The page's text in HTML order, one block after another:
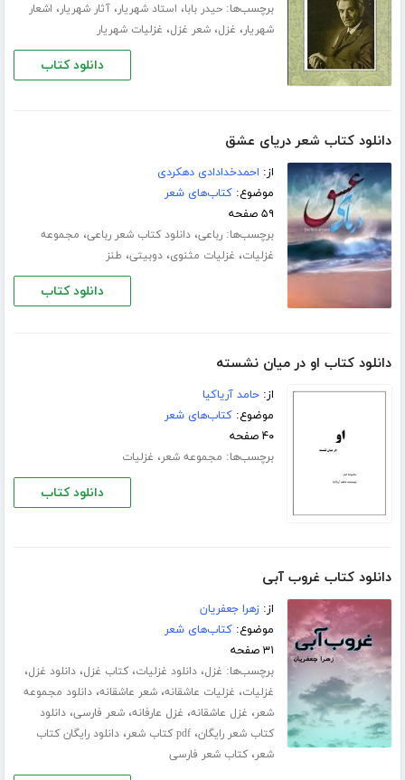
برچسب‌ها:حیدر بابا، استاد شهریار،آثار شهریار، اشعار
شهریار، غزل،شعر غزل، غزلیات شهریار
دانلود کتاب
دانلود کتاب شعر دریای عشق
از: احمدخدادادی دهکردی
موضوع:کتاب‌های شعر
۵۹ صفحه
برچسب‌ها:رباعی،دانلود کتاب شعر رباعی، مجموعه
غزلیات، غزلیات مثنوی،دوبیتی، طنز
دانلود کتاب
دانلود کتاب او در میان نشسته
از:حامد آریاکیا
موضوع:کتاب‌های شعر
۴۰ صفحه
برچسب‌ها: مجموعه شعر، غزلیات
دانلود کتاب
دانلود کتاب غروب آبی
از:زهرا جعفریان
موضوع:کتاب‌های شعر
۳۱ صفحه
برچسب‌ها: غزل،دانلود غزلیات،کتاب غزل،دانلود غزل،
غزلیات، غزلیات عاشقانه،شعر عاشقانه،دانلود مجموعه
شعر، غزل عاشقانه، غزل عارفانه،شعر فارسی،دانلود
کتاب شعر رایگان،pdf کتاب شعر ،دانلود رایگان کتاب
شعر،کتاب شعر فارسی